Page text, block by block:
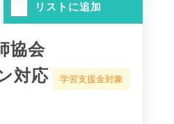
リストに追加
協会
対応
学習支援金対象